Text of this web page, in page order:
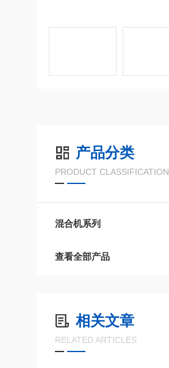
产品分类
PRODUCT CLASSIFICATION
混合机系列
查看全部产品
相关文章
RELATED ARTICLES